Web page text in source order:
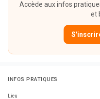
Accède aux infos
et
INFOS PRATIQUES
Lieu